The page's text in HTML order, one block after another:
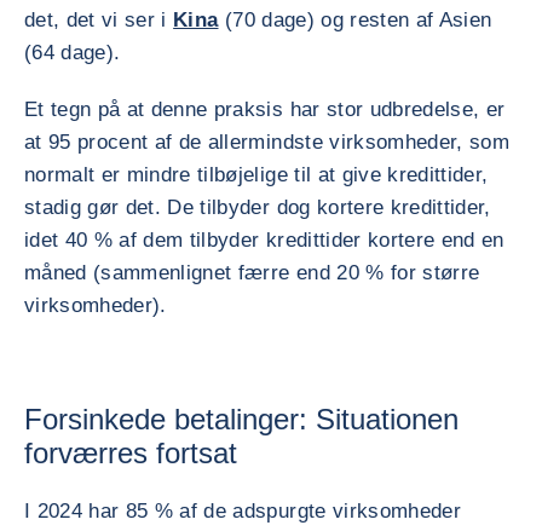
det, det vi ser i Kina(70 dage) og resten af Asien
(64 dage).
Et tegn på at denne praksis har stor udbredelse, er
at 95 procent af de allermindste virksomheder, som
normalt er mindre tilbøjelige til at give kredittider,
stadig gør det. De tilbyder dog kortere kredittider,
idet 40 % af dem tilbyder kredittider kortere end en
måned (sammenlignet færre end 20 % for større
virksomheder).
Forsinkede betalinger: Situationen
forværres fortsat
I 2024 har 85 % af de adspurgte virksomheder